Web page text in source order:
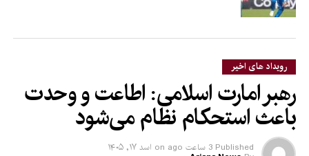
رویداد های اخیر
رهبر امارت اسلامی: اطاعت و وحدت
باعث استحکام نظام می‌شود
Published 3 ساعت ago on اسد ۱۷, ۱۴۰۵